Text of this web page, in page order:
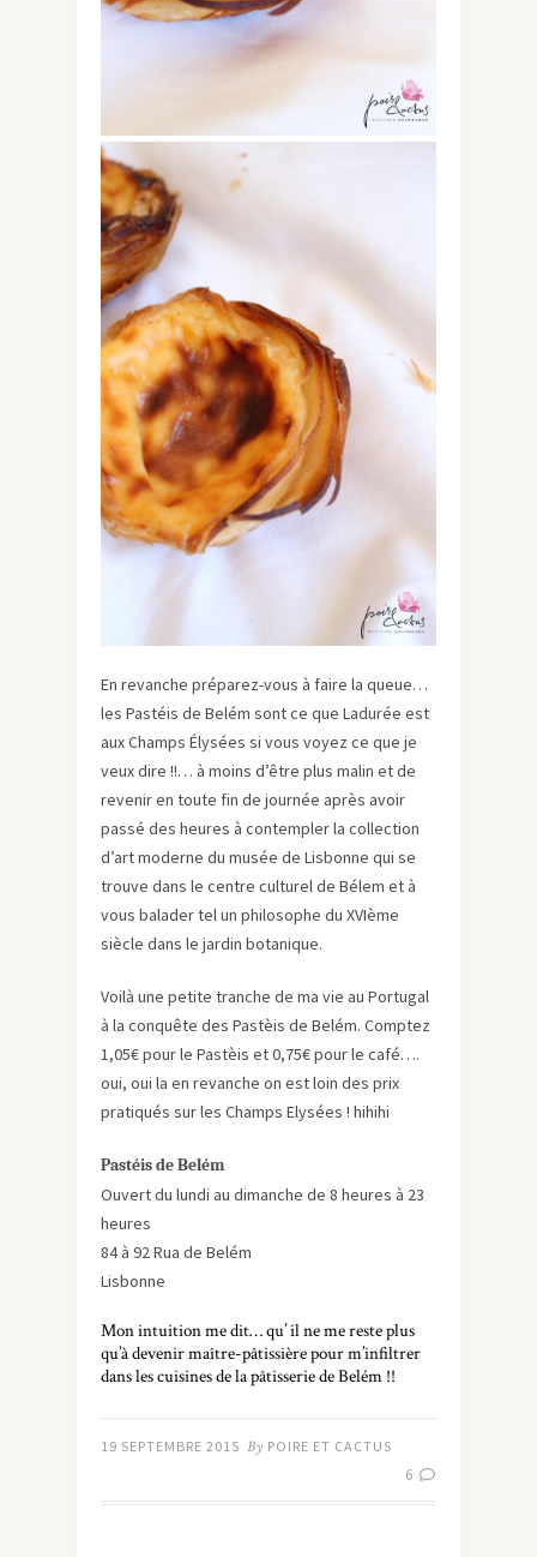
En revanche préparez-vous à faire la queue…
les Pastéis de Belém sont ce que Ladurée est
aux Champs Élysées si vous voyez ce que je
veux dire !!… à moins d’être plus malin et de
revenir en toute fin de journée après avoir
passé des heures à contempler la collection
d’art moderne du musée de Lisbonne qui se
trouve dans le centre culturel de Bélem et à
vous balader tel un philosophe du XVIème
siècle dans le jardin botanique.
Voilà une petite tranche de ma vie au Portugal
à la conquête des Pastèis de Belém. Comptez
1,05€ pour le Pastèis et 0,75€ pour le café….
oui, oui la en revanche on est loin des prix
pratiqués sur les Champs Elysées ! hihihi
Pastéis de Belém
Ouvert du lundi au dimanche de 8 heures à 23
heures
84 à 92 Rua de Belém
Lisbonne
Mon intuition me dit… qu’ il ne me reste plus
qu’à devenir maître-pâtissière pour m’infiltrer
dans les cuisines de la pâtisserie de Belém !!
19 SEPTEMBRE 2015 By POIRE ET CACTUS
6